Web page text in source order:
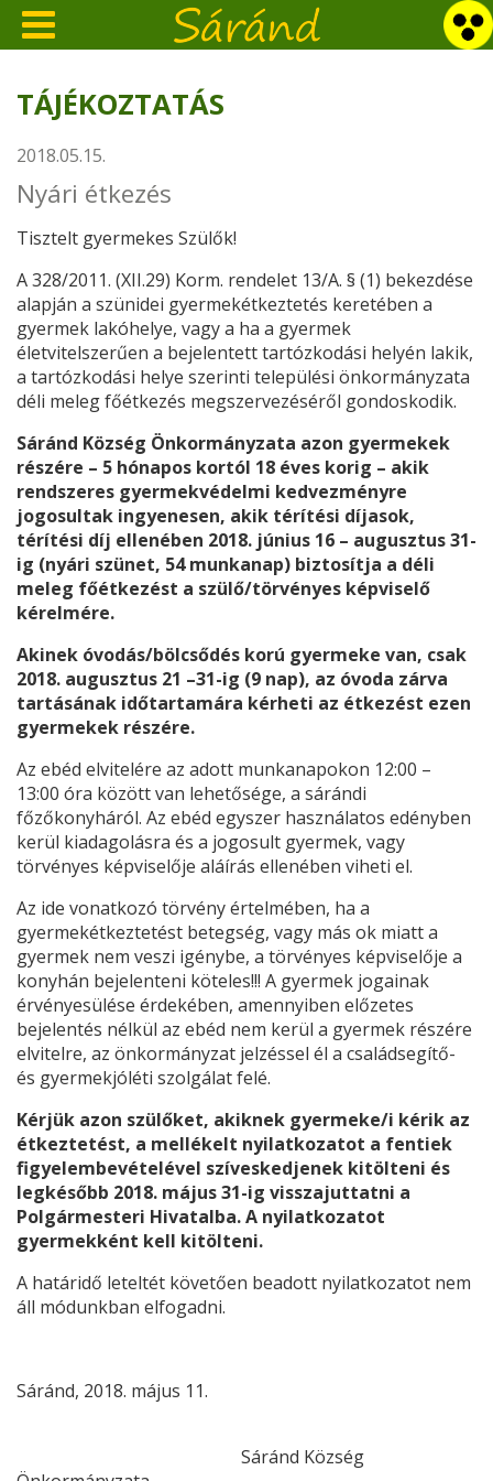
TÁJÉKOZTATÁS
2018.05.15.
Nyári étkezés
Tisztelt gyermekes Szülők!
A 328/2011. (XII.29) Korm. rendelet 13/A. § (1) bekezdése
alapján a szünidei gyermekétkeztetés keretében a
gyermek lakóhelye, vagy a ha a gyermek
életvitelszerűen a bejelentett tartózkodási helyén lakik,
a tartózkodási helye szerinti települési önkormányzata
déli meleg főétkezés megszervezéséről gondoskodik.
Sáránd Község Önkormányzata azon gyermekek
részére – 5 hónapos kortól 18 éves korig – akik
rendszeres gyermekvédelmi kedvezményre
jogosultak ingyenesen, akik térítési díjasok,
térítési díj ellenében 2018. június 16 – augusztus 31-
ig (nyári szünet, 54 munkanap) biztosítja a déli
meleg főétkezést a szülő/törvényes képviselő
kérelmére.
Akinek óvodás/bölcsődés korú gyermeke van, csak
2018. augusztus 21 –31-ig (9 nap), az óvoda zárva
tartásának időtartamára kérheti az étkezést ezen
gyermekek részére.
Az ebéd elvitelére az adott munkanapokon 12:00 –
13:00 óra között van lehetősége, a sárándi
főzőkonyháról. Az ebéd egyszer használatos edényben
kerül kiadagolásra és a jogosult gyermek, vagy
törvényes képviselője aláírás ellenében viheti el.
Az ide vonatkozó törvény értelmében, ha a
gyermekétkeztetést betegség, vagy más ok miatt a
gyermek nem veszi igénybe, a törvényes képviselője a
konyhán bejelenteni köteles!!! A gyermek jogainak
érvényesülése érdekében, amennyiben előzetes
bejelentés nélkül az ebéd nem kerül a gyermek részére
elvitelre, az önkormányzat jelzéssel él a családsegítő-
és gyermekjóléti szolgálat felé.
Kérjük azon szülőket, akiknek gyermeke/i kérik az
étkeztetést, a mellékelt nyilatkozatot a fentiek
figyelembevételével szíveskedjenek kitölteni és
legkésőbb 2018. május 31-ig visszajuttatni a
Polgármesteri Hivatalba. A nyilatkozatot
gyermekként kell kitölteni.
A határidő leteltét követően beadott nyilatkozatot nem
áll módunkban elfogadni.
Sáránd, 2018. május 11.
Sáránd Község